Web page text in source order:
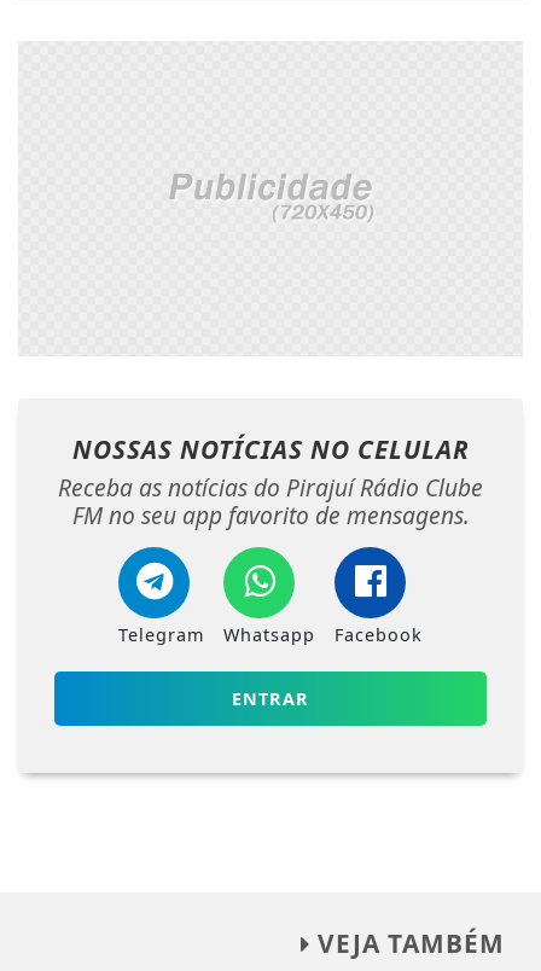
NOSSAS NOTÍCIAS NO CELULAR
Receba as notícias do Pirajuí Rádio Clube
FM no seu app favorito de mensagens.
Telegram Whatsapp Facebook
ENTRAR
VEJA TAMBÉM